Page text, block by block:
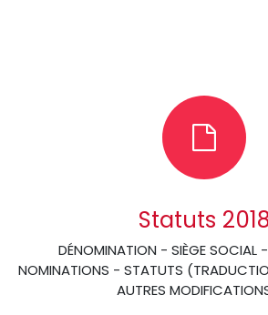
Statuts
DÉNOMINATION - SIÈGE SOCIAL
NOMINATIONS - STATUTS
AUTRES